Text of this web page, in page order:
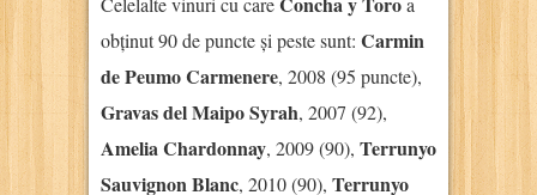
obținut 90 de puncte și peste sunt: Carmin
de Peumo Carmenere, 2008 (95 puncte),
Gravas del Maipo Syrah, 2007 (92),
Amelia Chardonnay, 2009 (90), Terrunyo
Sauvignon Blanc, 2010 (90), Terrunyo